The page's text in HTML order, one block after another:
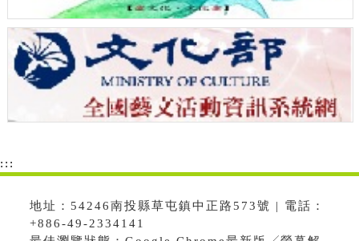
:::
地址：54246南投縣草屯鎮中正路573號 | 電話：
+886-49-2334141